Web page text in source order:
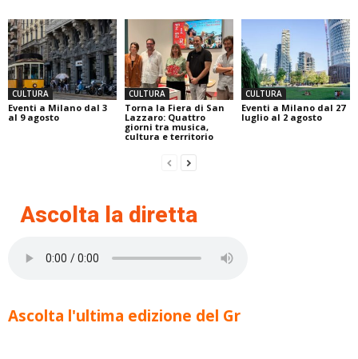
CULTURA
Eventi a Milano dal 3
al 9 agosto
CULTURA
Torna la Fiera di San
Lazzaro: Quattro
giorni tra musica,
cultura e territorio
CULTURA
Eventi a Milano dal 27
luglio al 2 agosto
Ascolta la diretta
Ascolta l'ultima edizione del Gr